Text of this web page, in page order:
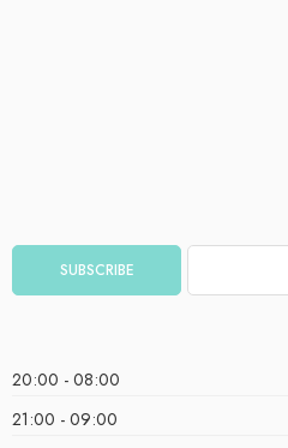
08:00 - 20:00
09:00 - 21:00